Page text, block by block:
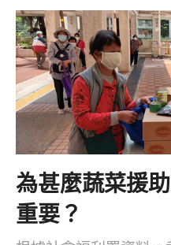
為甚麼蔬菜援
重要？